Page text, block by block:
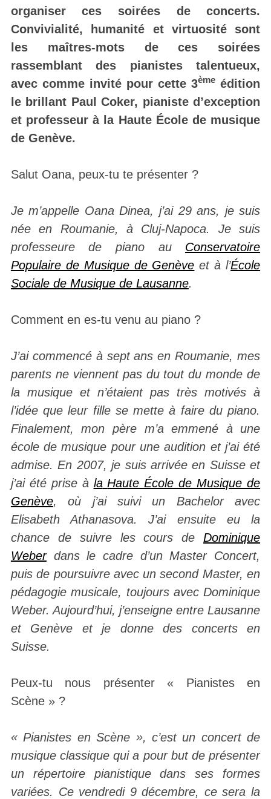
organiser ces soirées de concerts.
Convivialité, humanité et virtuosité sont
les maîtres-mots de ces soirées
rassemblant des pianistes talentueux,
avec comme invité pour cette 3ème édition
le brillant Paul Coker, pianiste d’exception
et professeur à la Haute École de musique
de Genève.
Salut Oana, peux-tu te présenter ?
Je m’appelle Oana Dinea, j’ai 29 ans, je suis
née en Roumanie, à Cluj-Napoca. Je suis
professeure de piano au Conservatoire
Populaire de Musique de Genève et à l’École
Sociale de Musique de Lausanne.
Comment en es-tu venu au piano ?
J’ai commencé à sept ans en Roumanie, mes
parents ne viennent pas du tout du monde de
la musique et n’étaient pas très motivés à
l’idée que leur fille se mette à faire du piano.
Finalement, mon père m’a emmené à une
école de musique pour une audition et j’ai été
admise. En 2007, je suis arrivée en Suisse et
j’ai été prise à la Haute École de Musique de
Genève, où j’ai suivi un Bachelor avec
Elisabeth Athanasova. J’ai ensuite eu la
chance de suivre les cours deDominique
Weberdans le cadre d’un Master Concert,
puis de poursuivre avec un second Master, en
pédagogie musicale, toujours avec Dominique
Weber. Aujourd’hui, j’enseigne entre Lausanne
et Genève et je donne des concerts en
Suisse.
Peux-tu nous présenter « Pianistes en
Scène » ?
« Pianistes en Scène », c’est un concert de
musique classique qui a pour but de présenter
un répertoire pianistique dans ses formes
variées. Ce vendredi 9 décembre, ce sera la